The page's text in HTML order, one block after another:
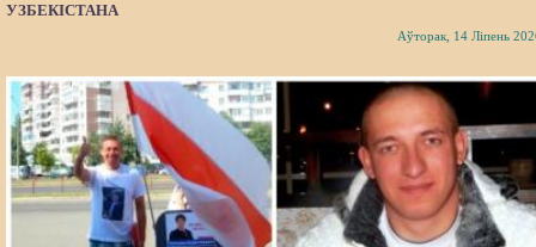
УЗБЕКІСТАНА
Аўторак, 14 Ліпень